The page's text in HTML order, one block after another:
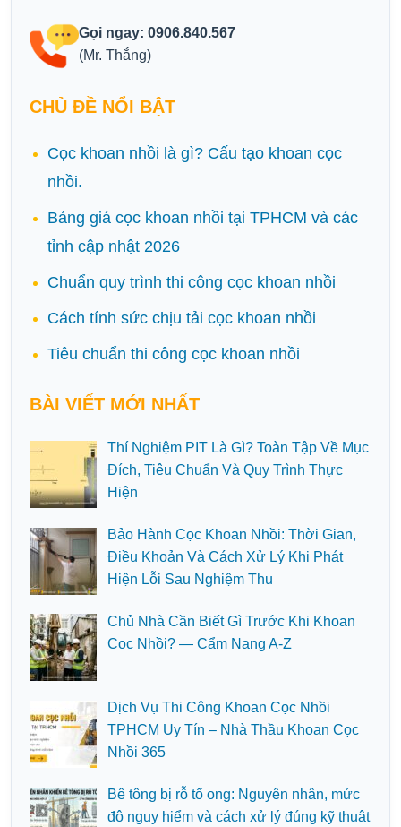
Gọi ngay: 0906.840.567
(Mr. Thắng)
CHỦ ĐỀ NỔI BẬT
Cọc khoan nhồi là gì? Cấu tạo khoan cọc
nhồi.
Bảng giá cọc khoan nhồi tại TPHCM và các
tỉnh cập nhật 2026
Chuẩn quy trình thi công cọc khoan nhồi
Cách tính sức chịu tải cọc khoan nhồi
Tiêu chuẩn thi công cọc khoan nhồi
BÀI VIẾT MỚI NHẤT
Thí Nghiệm PIT Là Gì? Toàn Tập Về Mục
Đích, Tiêu Chuẩn Và Quy Trình Thực
Hiện
Bảo Hành Cọc Khoan Nhồi: Thời Gian,
Điều Khoản Và Cách Xử Lý Khi Phát
Hiện Lỗi Sau Nghiệm Thu
Chủ Nhà Cần Biết Gì Trước Khi Khoan
Cọc Nhồi? — Cẩm Nang A-Z
Dịch Vụ Thi Công Khoan Cọc Nhồi
TPHCM Uy Tín – Nhà Thầu Khoan Cọc
Nhồi 365
Bê tông bị rỗ tổ ong: Nguyên nhân, mức
độ nguy hiểm và cách xử lý đúng kỹ thuật